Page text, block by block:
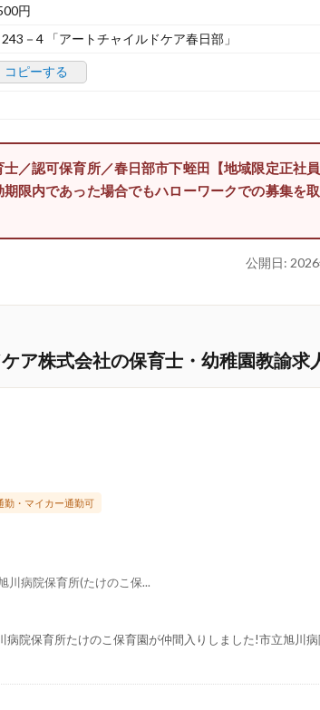
円
－4 「アートチャイルドケア春日部」
コピーする
／認可保育所／春日部市下蛭田【地域限定正社員
限内であった場合でもハローワークでの募集を
公開日:
ア株式会社の保育士・幼稚園教諭求
勤・マイカー通勤可
川病院保育所(たけのこ保...
院保育所たけのこ保育園が仲間入りしました!市立旭川病